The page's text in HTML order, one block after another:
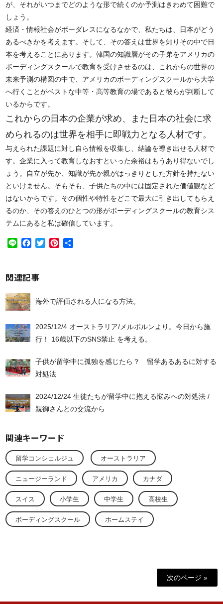
が、それがいつまでどのような形で続くのか予測はきわめて困難で
しょう。
経済・情報社会がボーダレスになるなかで、私たちは、日本がどう
あるべきかを考えます。そして、その答えは世界を知りその中で日
本を考えることにあります。韓国の知識層がその子弟をアメリカの
ボーディングスクールで教育を受けさせるのは、これからの世界の
未来予測の構図の中で、アメリカのボーディングスクールから大学
へ行くことがベストな中等・高等教育の場であると彼らが判断して
いるからです。
これからの日本の企業が求め、また日本の社会に求
められるのは世界を相手に即戦力となる人材です。
与えられた課題に対し自ら情報を収集し、結論を導き出せる人材で
す。企業に入って教育しなおすといった余裕はもうあり得ないでし
ょう。自立が先か、知識が先か親がはっきりとした方針を持たない
といけません。そもそも、子供たちの中には固定された価値観など
はないからです。その個性や特性をどこで最大に引き出してもらえ
るのか、その答えのひとつの形がボーディングスクールの教育シス
テムにあると私は確信しています。
Line Facebook
TwitterPinterest
関連記事
海外で評価される人になる方法。
2025/12/4 オーストラリア/メルボルンより。今日から施
行！ 16歳以下のSNS禁止 を考える。
子供が留学中に孤独を感じたら？ 留学あるあるに対する
対処法
2024/12/24 生徒たちが留学中に抱える悩みへの対処法 /
親御さんとの交流から
関連キーワード
留学コンシェルジュ オーストラリア
ニュージーランド アメリカ カナダ
スイス 小学生 中学生 高校生
ボーディングスクール ホームステイ
次のページ »